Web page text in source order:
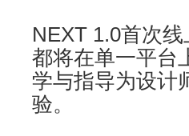
NEXT 1.0首次
都将在单一平台
学与指导为设计
验。